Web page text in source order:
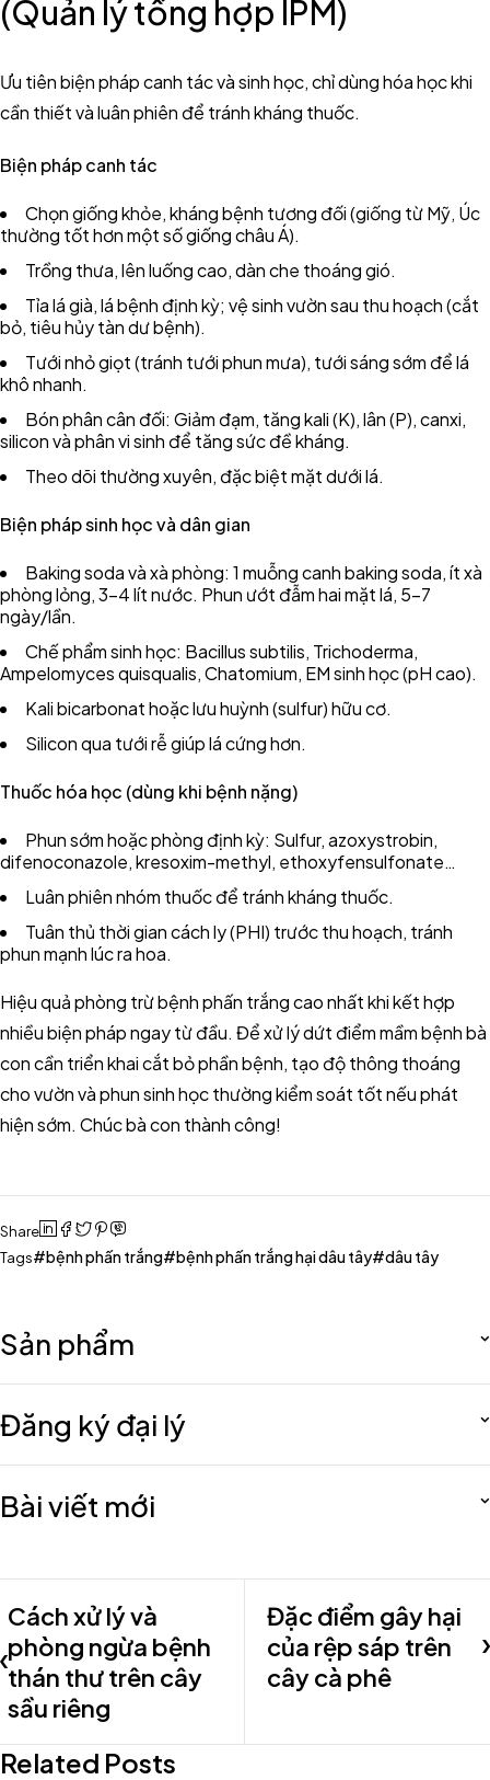
(Quản lý tổng hợp IPM)
Ưu tiên biện pháp canh tác và sinh học, chỉ dùng hóa học khi
cần thiết và luân phiên để tránh kháng thuốc.
Biện pháp canh tác
Chọn giống khỏe, kháng bệnh tương đối (giống từ Mỹ, Úc
thường tốt hơn một số giống châu Á).
Trồng thưa, lên luống cao, dàn che thoáng gió.
Tỉa lá già, lá bệnh định kỳ; vệ sinh vườn sau thu hoạch (cắt
bỏ, tiêu hủy tàn dư bệnh).
Tưới nhỏ giọt (tránh tưới phun mưa), tưới sáng sớm để lá
khô nhanh.
Bón phân cân đối: Giảm đạm, tăng kali (K), lân (P), canxi,
silicon và phân vi sinh để tăng sức đề kháng.
Theo dõi thường xuyên, đặc biệt mặt dưới lá.
Biện pháp sinh học và dân gian
Baking soda và xà phòng: 1 muỗng canh baking soda, ít xà
phòng lỏng, 3–4 lít nước. Phun ướt đẫm hai mặt lá, 5–7
ngày/lần.
Chế phẩm sinh học: Bacillus subtilis, Trichoderma,
Ampelomyces quisqualis, Chatomium, EM sinh học (pH cao).
Kali bicarbonat hoặc lưu huỳnh (sulfur) hữu cơ.
Silicon qua tưới rễ giúp lá cứng hơn.
Thuốc hóa học (dùng khi bệnh nặng)
Phun sớm hoặc phòng định kỳ: Sulfur, azoxystrobin,
difenoconazole, kresoxim-methyl, ethoxyfensulfonate…
Luân phiên nhóm thuốc để tránh kháng thuốc.
Tuân thủ thời gian cách ly (PHI) trước thu hoạch, tránh
phun mạnh lúc ra hoa.
Hiệu quả phòng trừ bệnh phấn trắng cao nhất khi kết hợp
nhiều biện pháp ngay từ đầu. Để xử lý dứt điểm mầm bệnh bà
con cần triển khai cắt bỏ phần bệnh, tạo độ thông thoáng
cho vườn và phun sinh học thường kiểm soát tốt nếu phát
hiện sớm. Chúc bà con thành công!
Share
Tags
bệnh phấn trắng bệnh phấn trắng hại dâu tây dâu tây
Sản phẩm
Đăng ký đại lý
Bài viết mới
Cách xử lý và
phòng ngừa bệnh
thán thư trên cây
sầu riêng
Đặc điểm gây hại
của rệp sáp trên
cây cà phê
Related Posts